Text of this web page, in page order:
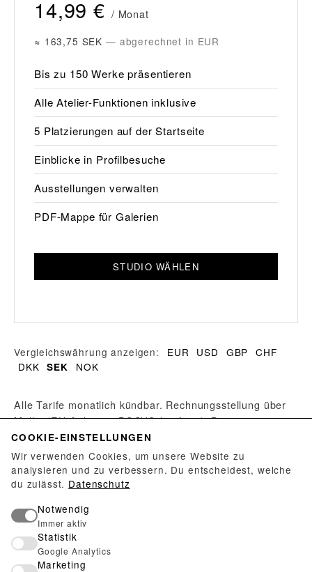
14,99 € / Monat
≈ 163,75 SEK— abgerechnet in EUR
Bis zu 150 Werke präsentieren
Alle Atelier-Funktionen inklusive
5 Platzierungen auf der Startseite
Einblicke in Profilbesuche
Ausstellungen verwalten
PDF-Mappe für Galerien
STUDIO WÄHLEN
Vergleichswährung anzeigen: EUR USD GBP
CHF
DKK
SEK NOK
Alle Tarife monatlich kündbar. Rechnungsstellung über
Mollie (EU-Anbieter, DSGVO-konform). Beim
Tarifwechsel wird die Restlaufzeit des bezahlten
Zeitraums an die neue Periode angehängt — bezahlte
Tage gehen nicht verloren.
Du betreibst einen Ausstellungsort? Für Galerien,
Museen und Atelier-Kollektive gibt es ein kostenloses
Manager-Konto — ohne Abo.
COOKIE-EINSTELLUNGEN
Wir verwenden Cookies, um unsere Website zu
analysieren und zu verbessern. Du entscheidest, welche
du zulässt. Datenschutz
Notwendig
Immer aktiv
Statistik
Google Analytics
Marketing